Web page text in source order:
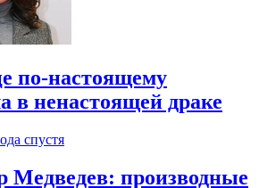
по-настоящему
в ненастоящей драке
спустя
Медведев: производные